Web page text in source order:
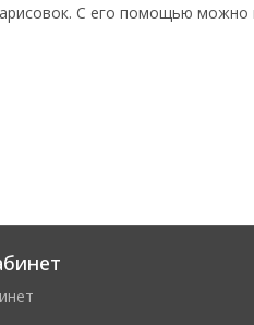
С его помощью можно